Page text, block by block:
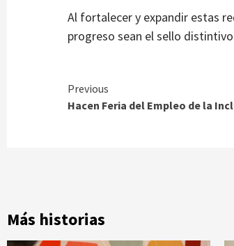
Al fortalecer y expandir estas
progreso sean el sello
Continue
Previous
Hacen Feria del Empleo de la
Más historias